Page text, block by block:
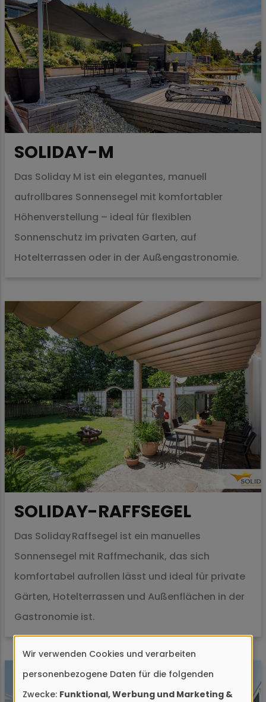
SOLIDAY-M
Das Soliday M ist ein elegantes, manuell
aufrollbares Sonnensegel mit komfortabler
Höhenverstellung – ideal für flexiblen
Sonnenschutz im privaten Garten, auf
Hotelterrassen oder in der Außengastronomie.
SOLIDAY-RAFFSEGEL
Das Soliday Raffsegel ist ein manuelles
Sonnensegel mit Raffmechanik, das sich
komfortabel aufrollen lässt und ideal für private
Gärten, Hotelterrassen und Außenflächen in der
Gastronomie ist.
Verwendung
von
Wir verwenden Cookies und verarbeiten
personenbezogene Daten für die folgenden
Zwecke: Funktional, Werbung und Marketing &